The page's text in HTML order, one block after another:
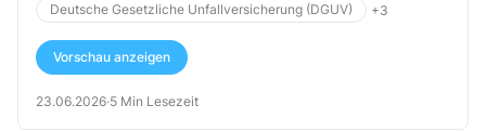
Deutsche Gesetzliche Unfallversicherung (DGUV)
+3
Vorschau anzeigen
23.06.2026·5 Min Lesezeit